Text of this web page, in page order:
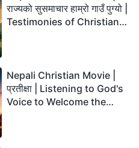
राज्यको सुसमाचार हाम्रो गाउँ पुग्यो |
Testimonies of Christians
Nepali Christian Movie |
प्रतीक्षा | Listening to God's
Voice to Welcome the